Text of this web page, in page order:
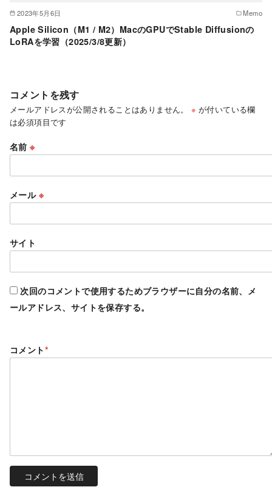
2023年5月6日 Memo
Apple Silicon（M1 / M2）MacのGPUでStable Diffusionの
LoRAを学習（2025/3/8更新）
コメントを残す
メールアドレスが公開されることはありません。 ※ が付いている欄
は必須項目です
名前※
メール ※
サイト
次回のコメントで使用するためブラウザーに自分の名前、メ
ールアドレス、サイトを保存する。
コメント*